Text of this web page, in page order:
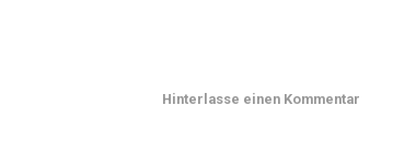
Hinterlasse einen Kommentar